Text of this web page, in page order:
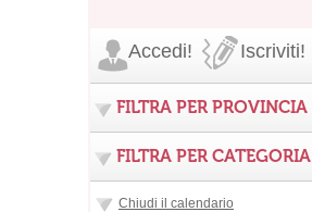
Accedi! Iscriviti!
FILTRA PER PROVINCIA
FILTRA PER CATEGORIA
Chiudi il calendario